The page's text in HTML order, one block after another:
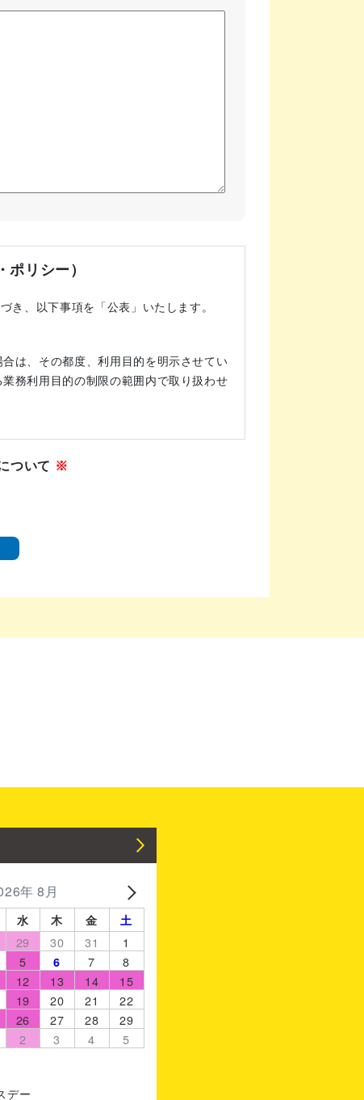
リシー）
き、以下事項を「公表」いたします。
は、その都度、利用目的を明示させてい
務利用目的の制限の範囲内で取り扱わせ
対応いたします。開示請求は、郵送によ
ついて ※
年 8月
水 木 金 土
29 30 31
1
5 6 7
8
12 13 14
15
19 20 21
22
26 27 28
29
2 3 4
5
デー